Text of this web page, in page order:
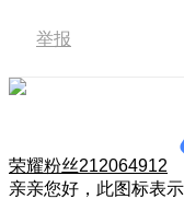
举报
荣耀粉丝212064912
亲亲您好，此图标表